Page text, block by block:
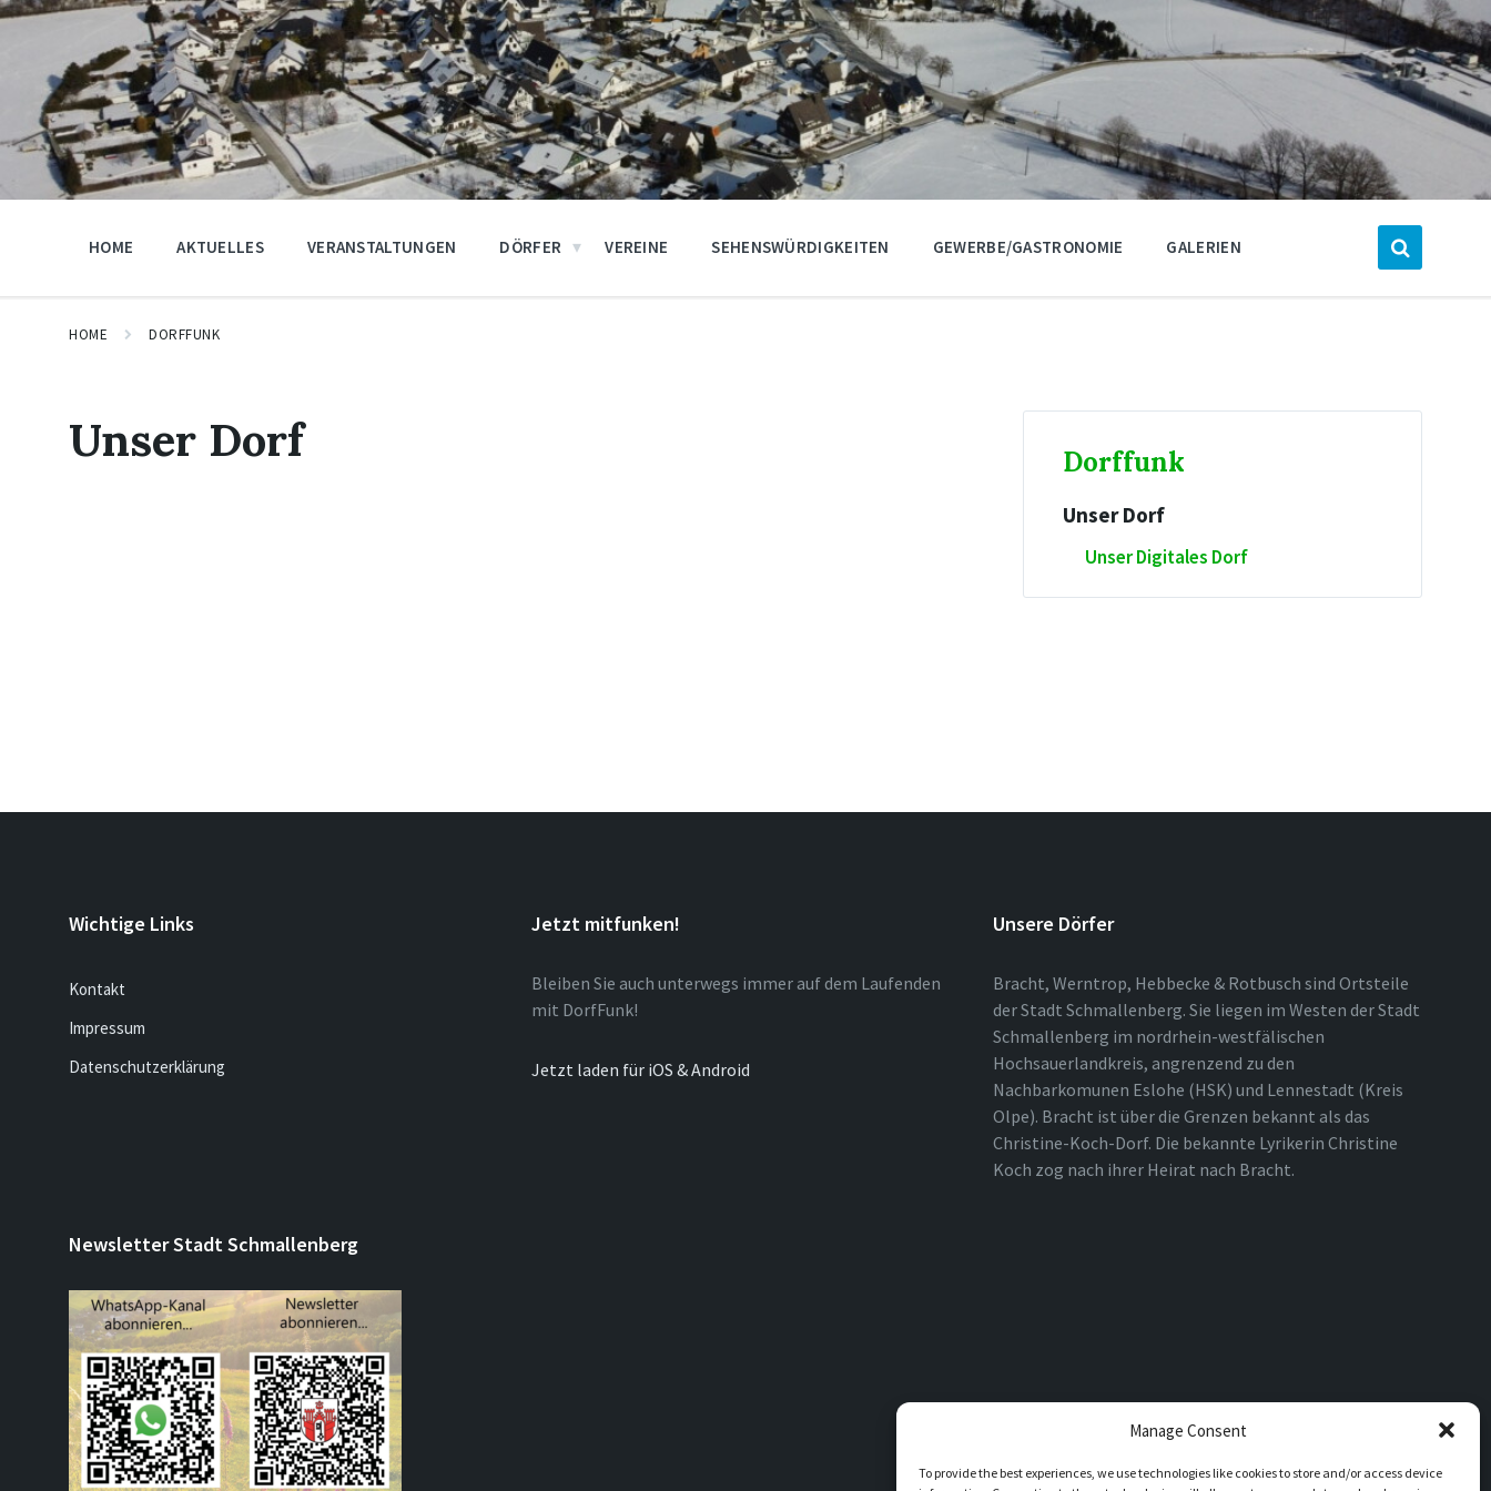
Manage Consent
To provide the best experiences, we use technologies like cookies to store and/or access device
HOME AKTUELLES VERANSTALTUNGEN DÖRFER VEREINE SEHENSWÜRDIGKEITEN GEWERBE/GASTRONOMIE GALERIEN
HOME DORFFUNK
Unser Dorf Dorffunk
Unser Dorf
Unser Digitales Dorf
Wichtige Links
Kontakt
Impressum
Datenschutzerklärung
Jetzt mitfunken!
Bleiben Sie auch unterwegs immer auf dem Laufenden
mit DorfFunk!
Jetzt laden für iOS & Android
Unsere Dörfer
Bracht, Werntrop, Hebbecke & Rotbusch sind Ortsteile
der Stadt Schmallenberg. Sie liegen im Westen der Stadt
Schmallenberg im nordrhein-westfälischen
Hochsauerlandkreis, angrenzend zu den
Nachbarkomunen Eslohe (HSK) und Lennestadt (Kreis
Olpe). Bracht ist über die Grenzen bekannt als das
Christine-Koch-Dorf. Die bekannte Lyrikerin Christine
Koch zog nach ihrer Heirat nach Bracht.
Newsletter Stadt Schmallenberg